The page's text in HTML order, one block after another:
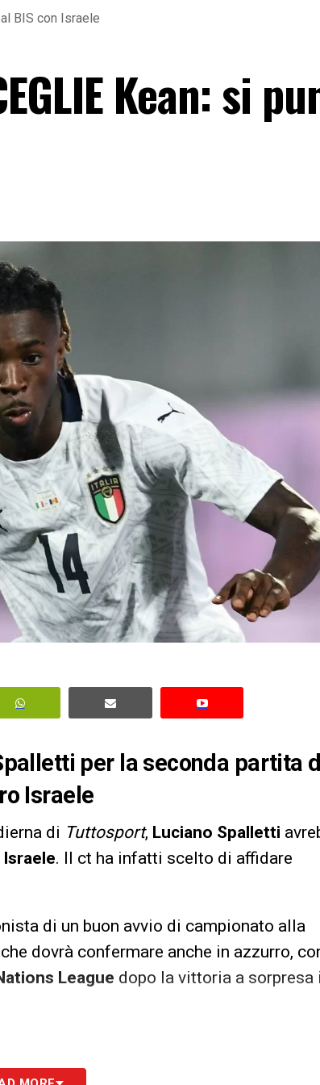
BIS con Israele
Kean: si
per la seconda partita
Israele
di Tuttosport, Luciano Spalletti
Israele. Il ct ha infatti scelto di affidare
di un buon avvio di campionato alla
dovrà confermare anche in azzurro,
League dopo la vittoria a sorpresa